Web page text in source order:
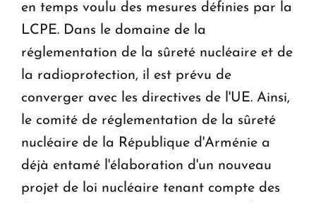
en temps voulu des mesures définies par la
LCPE. Dans le domaine de la
réglementation de la sûreté nucléaire et de
la radioprotection, il est prévu de
converger avec les directives de l'UE. Ainsi,
le comité de réglementation de la sûreté
nucléaire de la République d'Arménie a
déjà entamé l'élaboration d'un nouveau
projet de loi nucléaire tenant compte des